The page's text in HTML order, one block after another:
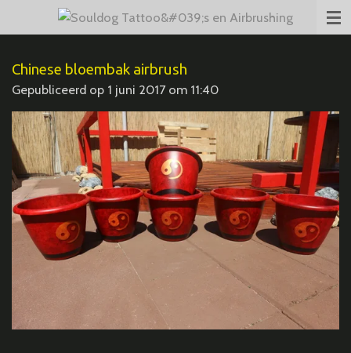
direct
de
hoofdinhoud
Chinese bloembak airbrush
Gepubliceerd op 1 juni 2017 om 11:40